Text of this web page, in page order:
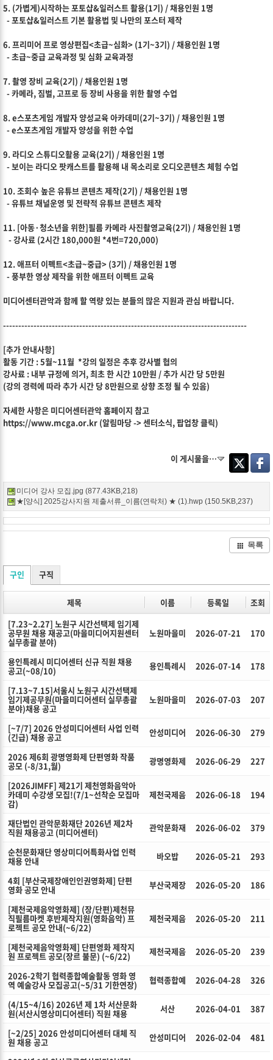
5. (가볍게)시작하는 포토샵&일러스트 활용(1기) / 채용인원 1명
- 포토샵&일러스트 기본 활용법 및 나만의 포스터 제작
6. 프리미어 프로 영상편집<초급~심화> (1기~3기) / 채용인원 1명
- 초급~중급 교육과정 및 심화 교육과정
7. 촬영 장비 교육(2기) / 채용인원 1명
- 카메라, 짐벌, 고프로 등 장비 사용을 위한 촬영 수업
8. e스포츠게임 개발자 양성교육 아카데미(2기~3기) / 채용인원 1명
- e스포츠게임 개발자 양성을 위한 수업
9. 라디오 스튜디오활용 교육(2기) / 채용인원 1명
- 보이는 라디오 팟캐스트를 활용해 내 목소리로 오디오콘텐츠 체험 수업
10. 조회수 높은 유튜브 콘텐츠 제작(2기) / 채용인원 1명
- 유튜브 채널운영 및 전략적 유튜브 콘텐츠 제작
11. [아동·청소년을 위한]필름 카메라 사진촬영교육(2기) / 채용인원 1명
- 강사료 (2시간 180,000원 *4번=720,000)
12. 애프터 이펙트<초급~중급> (3기) / 채용인원 1명
- 풍부한 영상 제작을 위한 애프터 이펙트 교육
미디어센터관악과 함께 할 역량 있는 분들의 많은 지원과 관심 바랍니다.
--------------------------------------------------------------------------------
[추가 안내사항]
활동 기간 : 5월~11월 *강의 일정은 추후 강사별 협의
강사료 : 내부 규정에 의거, 최초 한 시간 10만원 / 추가 시간 당 5만원
(강의 경력에 따라 추가 시간 당 8만원으로 상향 조정 될 수 있음)
자세한 사항은 미디어센터관악 홈페이지 참고
https://www.mcga.or.kr (알림마당 -> 센터소식, 팝업창 클릭)
이 게시물을…
Twitter
미디어 강사 모집.jpg (877.43KB,218)
★[양식] 2025강사지원 제출서류_이름(연락처) ★ (1).hwp (150.5KB,237)
목록
구인 구직
제목 이름 등록일
조회
[7.23~2.27] 노원구 시간선택제 임기제
공무원 채용 재공고(마을미디어지원센터
실무총괄 분야)
노원마을미 2026-07-21 170
용인특례시 미디어센터 신규 직원 채용
공고(~08/10) 용인특례시 2026-07-14 178
[7.13~7.15]서울시 노원구 시간선택제
임기제공무원(마을미디어센터 실무총괄
분야)채용 공고
노원마을미 2026-07-03 207
[~7/7] 2026 안성미디어센터 사업 인력
(긴급) 채용 공고 안성미디어 2026-06-30 279
2026 제6회 광명영화제 단편영화 작품
공모 (-8/31,월) 광명영화제 2026-06-29 227
[2026JIMFF] 제21기 제천영화음악아
카데미 수강생 모집!(7/1~선착순 모집마
감)
제천국제음 2026-06-18 194
재단법인 관악문화재단 2026년 제2차
직원 채용공고 (미디어센터) 관악문화재 2026-06-02 379
순천문화재단 영상미디어특화사업 인력
채용 안내 바오밥 2026-05-21 293
4회 [부산국제장애인인권영화제] 단편
영화 공모 안내 부산국제장 2026-05-20 186
[제천국제음악영화제] (장/단편)제천뮤
직필름마켓 후반제작지원(영화음악) 프
로젝트 공모 안내(~6/22)
제천국제음 2026-05-20 211
[제천국제음악영화제] 단편영화 제작지
원 프로젝트 공모(장르 불문) (~6/22) 제천국제음 2026-05-20 239
2026-2학기 협력종합예술활동 영화 영
역 예술강사 모집공고(~5/31 기한연장) 협력종합예 2026-04-28 326
(4/15~4/16) 2026년 제 1차 서산문화
원(서산시영상미디어센터) 직원 채용 서산 2026-04-01 387
[~2/25] 2026 안성미디어센터 대체 직
원 채용 공고 안성미디어 2026-02-04 481